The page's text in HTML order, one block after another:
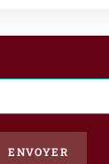
ENVOYER